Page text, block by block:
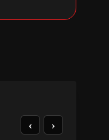
‹ ›